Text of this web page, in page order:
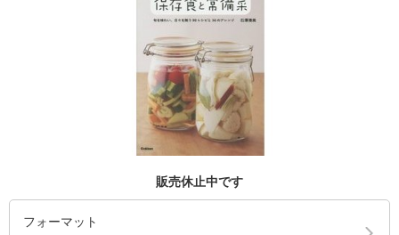
販売休止中です
フォーマット